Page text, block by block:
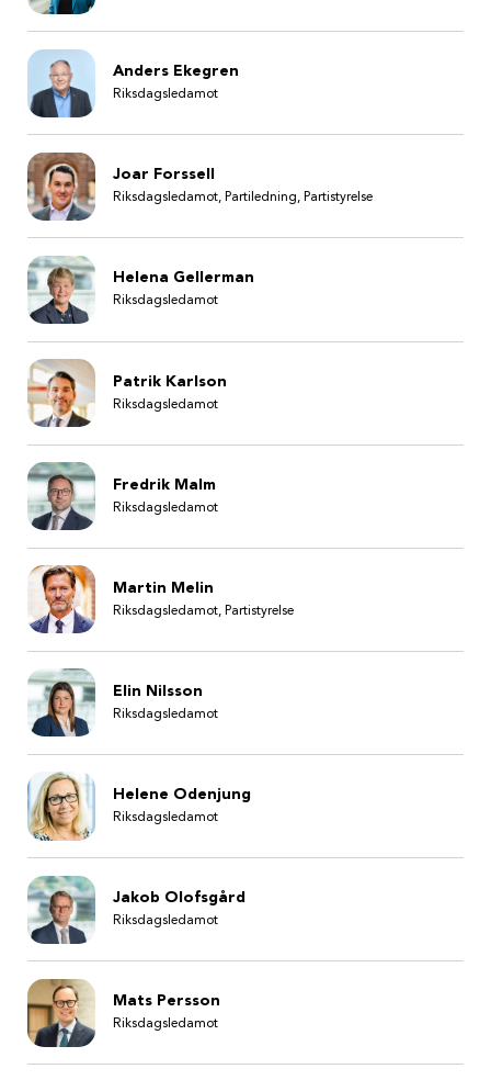
Anders Ekegren
Riksdagsledamot
Joar Forssell
Riksdagsledamot, Partiledning, Partistyrelse
Helena Gellerman
Riksdagsledamot
Patrik Karlson
Riksdagsledamot
Fredrik Malm
Riksdagsledamot
Martin Melin
Riksdagsledamot, Partistyrelse
Elin Nilsson
Riksdagsledamot
Helene Odenjung
Riksdagsledamot
Jakob Olofsgård
Riksdagsledamot
Mats Persson
Riksdagsledamot